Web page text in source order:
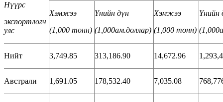
Нүүрс
экспортлогч
улс
Хэмжээ
(1,000 тонн)
Үнийн дүн
(1,000ам.доллар)
Хэмжээ
(1,000 тонн)
Үнийн
(1,000
Нийт 3,749.85 313,186.90 14,672.96
Австрали 1,691.05 178,532.40 7,035.08